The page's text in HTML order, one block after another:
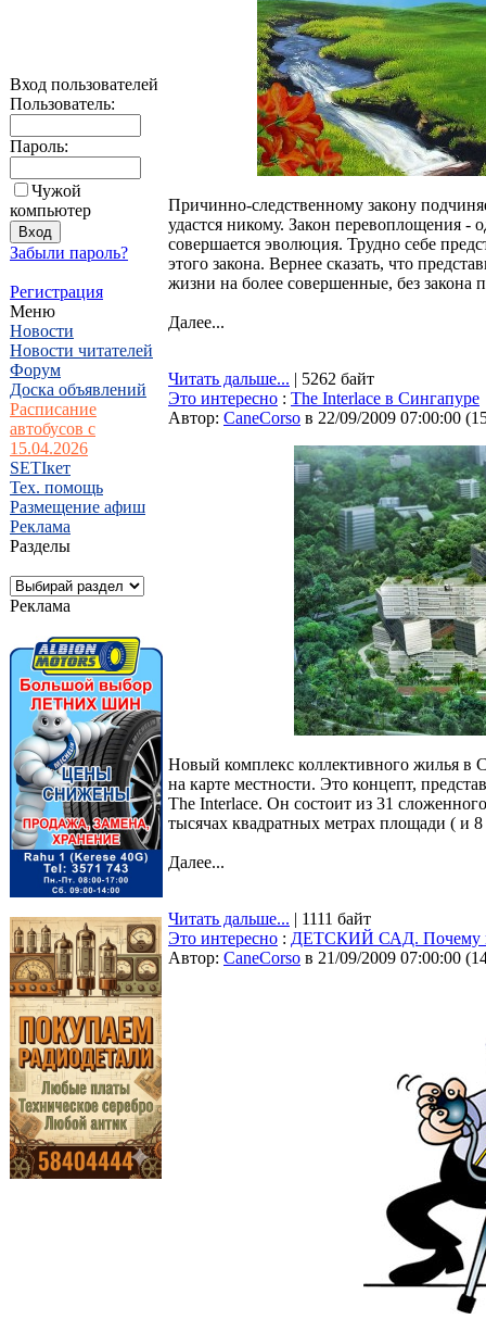
Вход пользователей
Пользователь:
Пароль:
Чужой
компьютер
Забыли пароль?
Регистрация
Меню
Новости
Новости читателей
Форум
Доска объявлений
Расписание
автобусов с
15.04.2026
SETIкет
Тех. помощь
Размещение афиш
Реклама
Разделы
Реклама
Причинно-следственному закону
удастся никому. Закон перевоплощения
совершается эволюция. Трудно себе
этого закона. Вернее сказать, что
жизни на более совершенные, без закона
Далее...
Читать дальше... | 5262 байт
Это интересно : The Interlace в Сингапуре
Автор: CaneCorso в 22/09/2009 07:00:00 (
Новый комплекс коллективного жилья в
на карте местности. Это концепт,
The Interlace. Он состоит из 31
тысячах квадратных метрах площади ( и 8
Далее...
Читать дальше... | 1111 байт
Это интересно : ДЕТСКИЙ САД. Почему
Автор: CaneCorso в 21/09/2009 07:00:00 (